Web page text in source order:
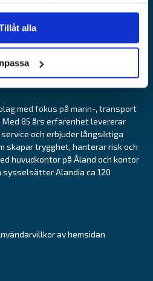
alla
med fokus på marin-, transport
85 års erfarenhet levererar
och erbjuder långsiktiga
skapar trygghet, hanterar risk och
huvudkontor på Åland och kontor
Alandia ca 120
av hemsidan